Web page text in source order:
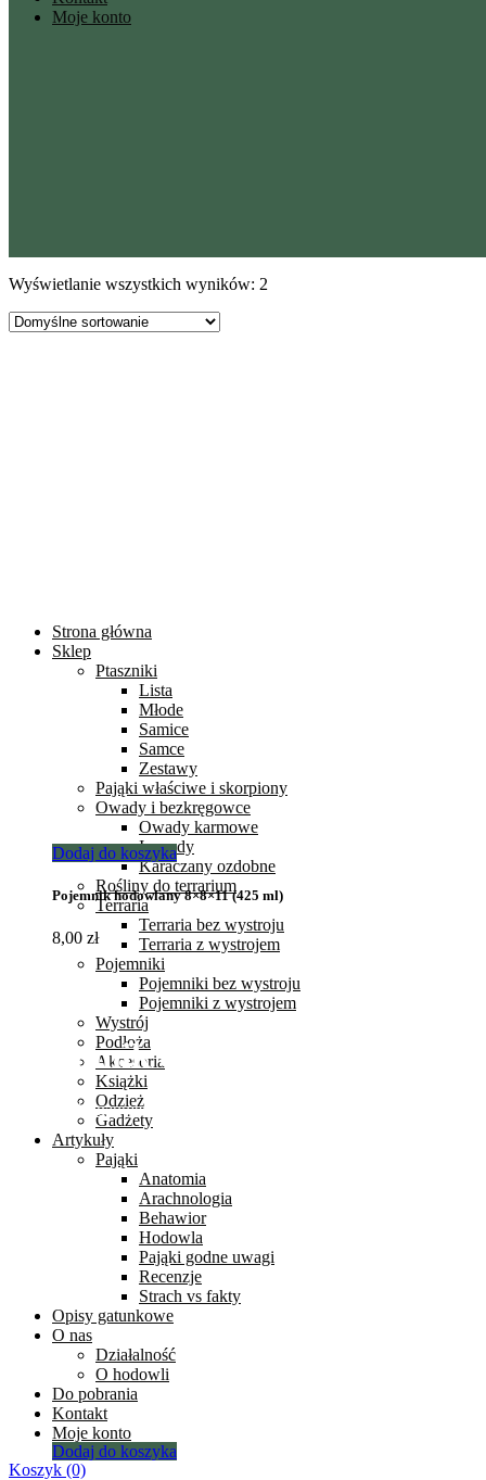
Moje konto
Strona główna
Sklep
Ptaszniki
Lista
Młode
Samice
Samce
Zestawy
Pająki właściwe i skorpiony
Owady i bezkręgowce
Owady karmowe
Isopody
Karaczany ozdobne
Rośliny do terrarium
Terraria
Terraria bez wystroju
Terraria z wystrojem
Pojemniki
Pojemniki bez wystroju
Pojemniki z wystrojem
Wystrój
Podłoża
Akcesoria
Książki
Odzież
Gadżety
Artykuły
Pająki
Anatomia
Arachnologia
Behawior
Hodowla
Pająki godne uwagi
Recenzje
Strach vs fakty
Opisy gatunkowe
O nas
Działalność
O hodowli
Do pobrania
Kontakt
Moje konto
Koszyk (0)
pojemnik 8x8x11
Strona Głównapojemnik 8x8x11
Wyświetlanie wszystkich wyników: 2
Dodaj do koszyka
Pojemnik hodowlany 8×8×11 (425 ml)
8,00 zł
Dodaj do koszyka